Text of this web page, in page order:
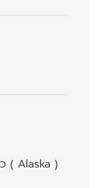
( Alaska )